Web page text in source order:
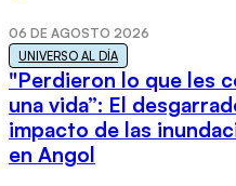
06 DE AGOSTO 2026
UNIVERSO AL DÍA
"Perdieron lo que les
una vida”: El
impacto de las
en Angol